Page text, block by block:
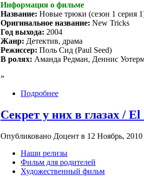
Информация о фильме
Название: Новые трюки (сезон 1 серия
Оригинальное название: New Tricks
Год выхода: 2004
Жанр: Детектив, драма
Режиссер: Поль Сид (Paul Seed)
В ролях: Аманда Редман, Деннис
»
Подробнее
Секрет у них в глазах /
Опубликовано Доцент в 12 Ноябрь, 2010
Наши релизы
Фильм для родителей
Художественный фильм